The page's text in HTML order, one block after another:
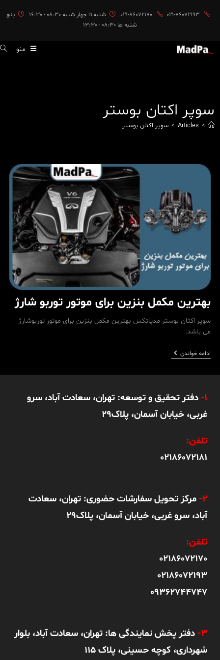
محتوا
021-86072170 021-86072193 شنبه تا چهار شنبه 08:30 - 16:30
پنج
شنبه ها 08:30 - 13:30
منو
سوپر اکتان بوستر
>
Articles
> سوپر اکتان بوستر
بهترین مکمل بنزین برای موتور توربو شارژ
سوپر اکتان بوستر مدپاتکس بهترین مکمل بنزین برای موتور توربوشارژ
می باشد.
ادامه خواندنبهترین
مکمل
برای
توربو
شارژ
1- دفتر تحقیق و توسعه: تهران، سعادت آباد، سرو
غربی، خیابان آسمان، پلاک29
تلفن:
02186072181
2- مرکز تحویل سفارشات حضوری: تهران، سعادت
آباد، سرو غربی، خیابان آسمان، پلاک29
تلفن:
02186072170
02186072193
09362744747
3- دفتر پخش نمایندگی ها: تهران، سعادت آباد، بلوار
شهرداری، کوچه حسینی، پلاک 115